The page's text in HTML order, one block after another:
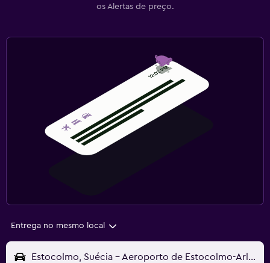
os Alertas de preço.
Entrega no mesmo local
Estocolmo, Suécia - Aeroporto de Estocolmo-Arlanda (ARN)